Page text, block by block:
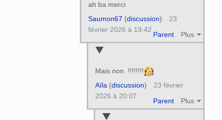
ah ba merci
Parent Plus
Saumon67 (discussion)
23
février 2026 à 19:42
Mais non !!!!!!!!
Parent Plus
Aïla (discussion)
23 février
2026 à 20:07